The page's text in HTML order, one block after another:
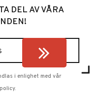
DEL AV VÅRA
i enlighet med vår
.